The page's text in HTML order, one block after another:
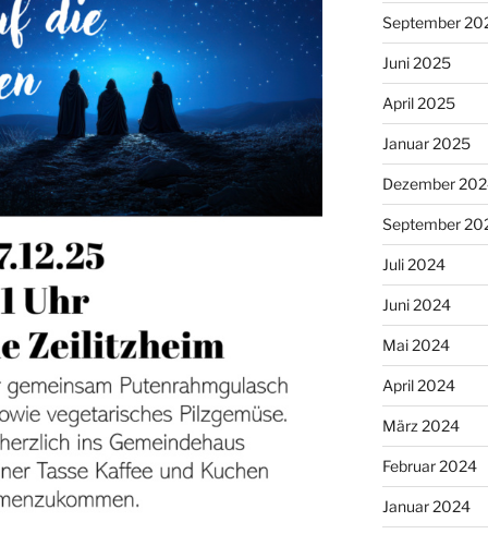
September
Juni 2025
April 2025
Januar 2025
Dezember
September
Juli 2024
Juni 2024
Mai 2024
April 2024
März 2024
Februar 2024
Januar 2024